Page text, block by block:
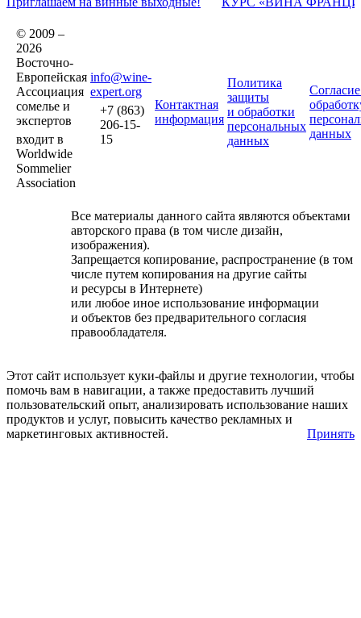
© 2009 –
2026
Восточно-
Европейская
Ассоциация
сомелье и
экспертов
входит в
Worldwide
Sommelier
Association
info@wine-
expert.org
+7 (863)
206-15-
15
Контактная
информация
Политика
защиты
и обработки
персональных
данных
данных
Все материалы данного сайта являются объектами
авторского права (в том числе дизайн,
изображения).
Запрещается копирование, распространение (в том
числе путем копирования на другие сайты
и ресурсы в Интернете)
или любое иное использование информации
и объектов без предварительного согласия
правообладателя.
Этот сайт использует куки-файлы и другие технологии, чтобы
помочь вам в навигации, а также предоставить лучший
пользовательский опыт, анализировать использование наших
продуктов и услуг, повысить качество рекламных и
маркетинговых активностей.
Принять